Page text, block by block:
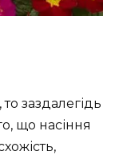
заздалегідь
що насіння